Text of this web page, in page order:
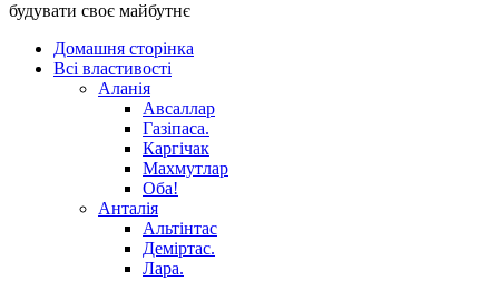
будувати своє майбутнє
Домашня сторінка
Всі властивості
Аланія
Авсаллар
Газіпаса.
Каргічак
Махмутлар
Оба!
Анталія
Альтінтас
Деміртас.
Лара.